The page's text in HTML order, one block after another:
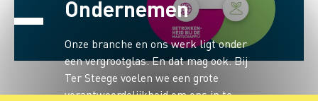
Ondernemen
Onze branche en ons werk ligt onder
een vergrootglas. En dat mag ook. Bij
Ter Steege voelen we een grote
verantwoordelijkheid om ons in te